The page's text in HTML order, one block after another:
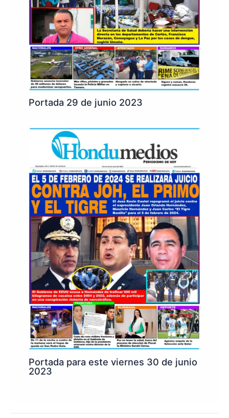
Portada 29 de junio 2023
Portada para este viernes 30 de junio
2023